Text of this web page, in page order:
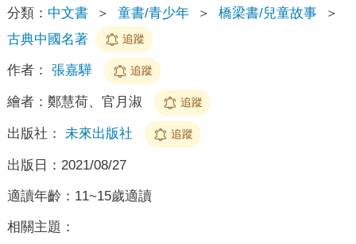
分類： 中文書 ＞ 童書/青少年 ＞ 橋梁書/兒童故事
＞
古典中國名著
追蹤
作者： 張嘉驊 追蹤
繪者： 鄭慧荷、官月淑 追蹤
出版社： 未來出版社 追蹤
出版日： 2021/08/27
適讀年齡： 11~15歲適讀
相關主題：